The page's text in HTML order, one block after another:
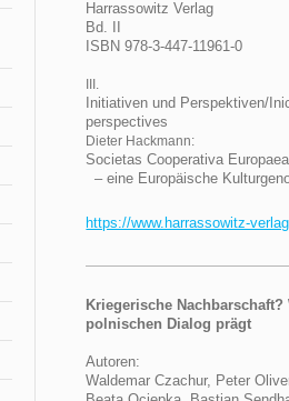
Harrassowitz Verlag
Bd. II
ISBN 978-3-447-11961-0
Initiativen und Perspektiven/
perspectives
Dieter Hackmann:
Societas Cooperativa Europaea
– eine Europäische
https://www.harrassowitz-
Kriegerische
polnischen Dialog prägt
Autoren:
Waldemar Czachur, Peter